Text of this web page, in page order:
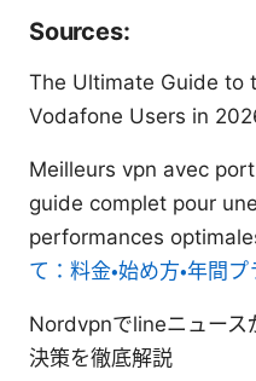
Sources:
The Ultimate Guide to
Vodafone Users in
Meilleurs vpn avec
guide complet pour
performances
て：料金・始め方・年間
Nordvpnでlineニュース
決策を徹底解説